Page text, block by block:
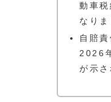
動車
なりま
自賠
2026
が示さ